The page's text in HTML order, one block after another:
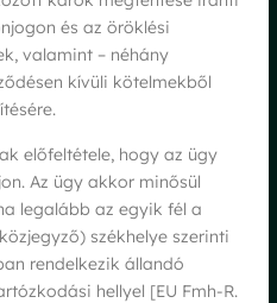
és az öröklési
valamint – néhány
kívüli kötelmekből
előfeltétele, hogy az ügy
Az ügy akkor minősül
legalább az egyik fél a
székhelye szerinti
rendelkezik állandó
hellyel [EU Fmh-R.